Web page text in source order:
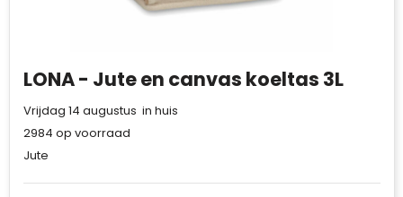
LONA - Jute en canvas koeltas 3L
Vrijdag 14 augustus in huis
2984 op voorraad
Jute